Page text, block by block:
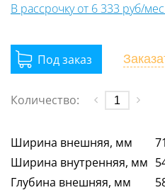
В рассрочку от 6 333 руб/мес
Количество:
Ширина внешняя, мм
Ширина внутренняя, мм
Глубина внешняя, мм